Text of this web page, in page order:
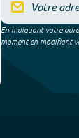
En indiquant votre
moment en modifiant